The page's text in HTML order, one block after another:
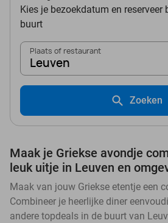
Kies je bezoekdatum en
buurt
Plaats of restaurant
Leuven
Zoeken
Maak je Griekse avondje
leuk uitje in Leuven en
Maak van jouw Griekse etentje een
Combineer je heerlijke diner
andere topdeals in de buurt van